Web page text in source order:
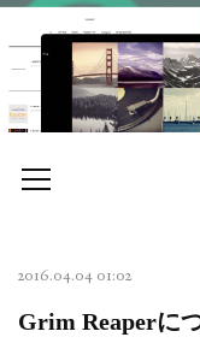
2016.04.04 01:02
Grim Reaperに